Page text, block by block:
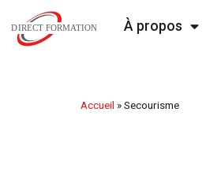
À propos
Accueil »Secourisme